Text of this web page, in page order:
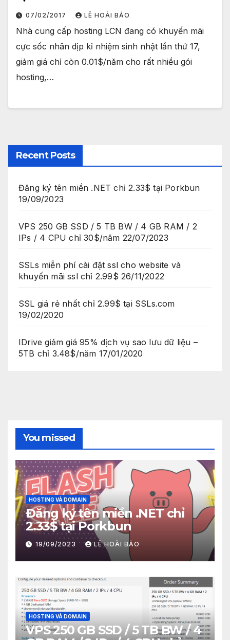
07/02/2017 LÊ HOÀI BẢO
Nhà cung cấp hosting LCN đang có khuyến mãi
cực sốc nhân dịp kỉ nhiệm sinh nhật lần thứ 17,
giảm giá chỉ còn 0.01$/năm cho rất nhiều gói
hosting,…
Recent Posts
Đăng ký tên miền .NET chỉ 2.33$ tại Porkbun
19/09/2023
VPS 250 GB SSD / 5 TB BW / 4 GB RAM / 2
IPs / 4 CPU chỉ 30$/năm 22/07/2023
SSLs miễn phí cài đặt ssl cho website và
khuyến mãi ssl chỉ 2.99$ 26/11/2022
SSL giá rẻ nhất chỉ 2.99$ tại SSLs.com
19/02/2020
IDrive giảm giá 95% dịch vụ sao lưu dữ liệu –
5TB chỉ 3.48$/năm 17/01/2020
You missed
HOSTING VÀ DOMAIN
Đăng ký tên miền .NET chỉ
2.33$ tại Porkbun
19/09/2023 LÊ HOÀI BẢO
HOSTING VÀ DOMAIN
VPS 250 GB SSD / 5 TB BW / 4